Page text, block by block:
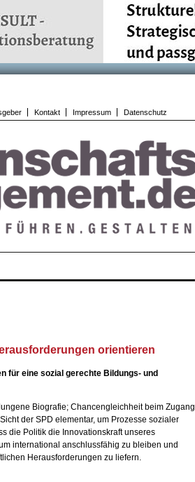
Kontakt Impressum Datenschutz
orientieren
für eine sozial gerechte Bildungs- und
Biografie; Chancengleichheit beim Zugang
der SPD elementar, um Prozesse sozialer
die Politik die Innovationskraft unseres
international anschlussfähig zu bleiben und
Herausforderungen zu liefern.